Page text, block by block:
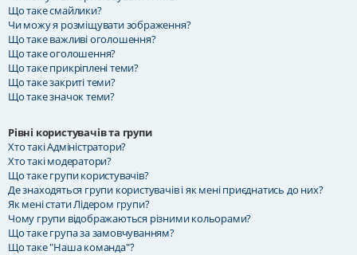
Що таке смайлики?
Чи можу я розміщувати зображення?
Що таке важливі оголошення?
Що таке оголошення?
Що таке прикріплені теми?
Що таке закриті теми?
Що таке значок теми?
Рівні користувачів та групи
Хто такі Адміністратори?
Хто такі модератори?
Що таке групи користувачів?
Де знаходяться групи користувачів і як мені приєднатись до них?
Як мені стати Лідером групи?
Чому групи відображаються різними кольорами?
Що таке група за замовчуванням?
Що таке "Наша команда"?